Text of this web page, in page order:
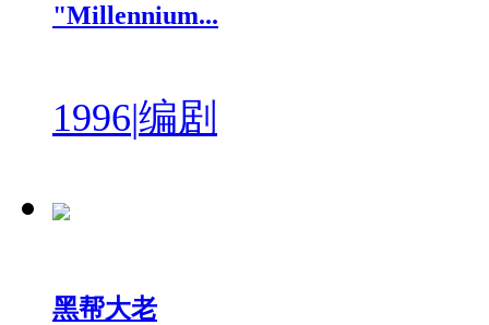
"Millennium...
1996|编剧
黑帮大老